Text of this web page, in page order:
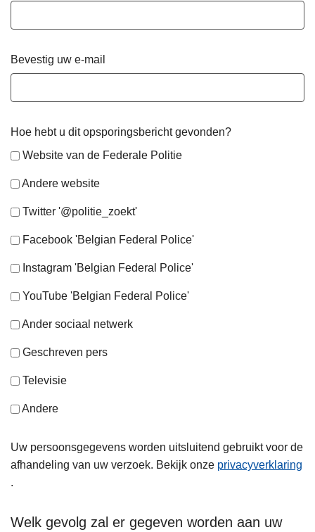
Bevestig uw e-mail
Hoe hebt u dit opsporingsbericht gevonden?
Website van de Federale Politie
Andere website
Twitter '@politie_zoekt'
Facebook 'Belgian Federal Police'
Instagram 'Belgian Federal Police'
YouTube 'Belgian Federal Police'
Ander sociaal netwerk
Geschreven pers
Televisie
Andere
Uw persoonsgegevens worden uitsluitend gebruikt voor de
afhandeling van uw verzoek. Bekijk onze privacyverklaring
.
Welk gevolg zal er gegeven worden aan uw